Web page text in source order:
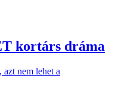
kortárs dráma
nem lehet a